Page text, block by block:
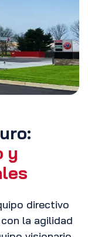
y
directivo
la agilidad